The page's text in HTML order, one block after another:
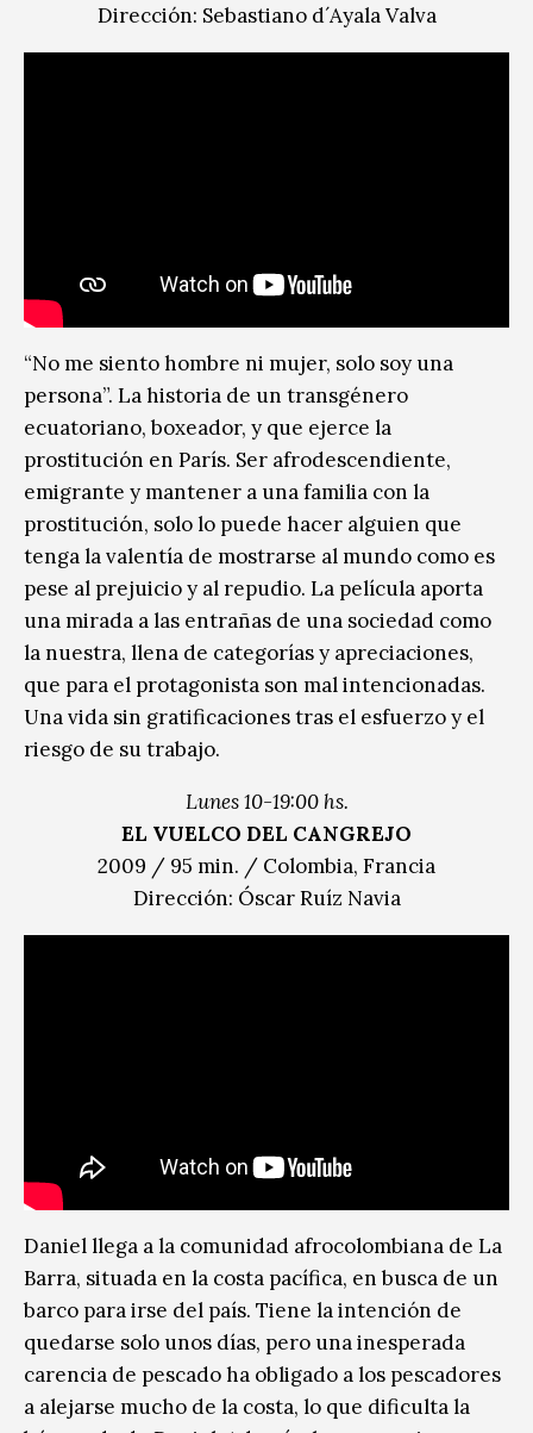
Dirección: Sebastiano d´Ayala Valva
“No me siento hombre ni mujer, solo soy una
persona”. La historia de un transgénero
ecuatoriano, boxeador, y que ejerce la
prostitución en París. Ser afrodescendiente,
emigrante y mantener a una familia con la
prostitución, solo lo puede hacer alguien que
tenga la valentía de mostrarse al mundo como es
pese al prejuicio y al repudio. La película aporta
una mirada a las entrañas de una sociedad como
la nuestra, llena de categorías y apreciaciones,
que para el protagonista son mal intencionadas.
Una vida sin gratificaciones tras el esfuerzo y el
riesgo de su trabajo.
Lunes 10-19:00 hs.
EL VUELCO DEL CANGREJO
2009 / 95 min. / Colombia, Francia
Dirección: Óscar Ruíz Navia
Daniel llega a la comunidad afrocolombiana de La
Barra, situada en la costa pacífica, en busca de un
barco para irse del país. Tiene la intención de
quedarse solo unos días, pero una inesperada
carencia de pescado ha obligado a los pescadores
a alejarse mucho de la costa, lo que dificulta la